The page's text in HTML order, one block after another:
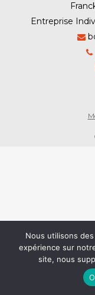
Entreprise
Nous utilisons
expérience sur
site, nous